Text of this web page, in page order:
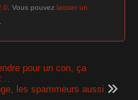
. Vous pouvez laisser un
pour un con, ça
les spammeurs aussi